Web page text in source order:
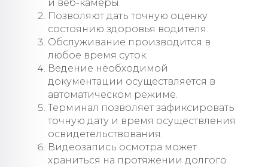
и веб-камеры.
Позволяют дать точную оценку
состоянию здоровья водителя.
Обслуживание производится в
любое время суток.
Ведение необходимой
документации осуществляется в
автоматическом режиме.
Терминал позволяет зафиксировать
точную дату и время осуществления
освидетельствования.
Видеозапись осмотра может
храниться на протяжении долгого